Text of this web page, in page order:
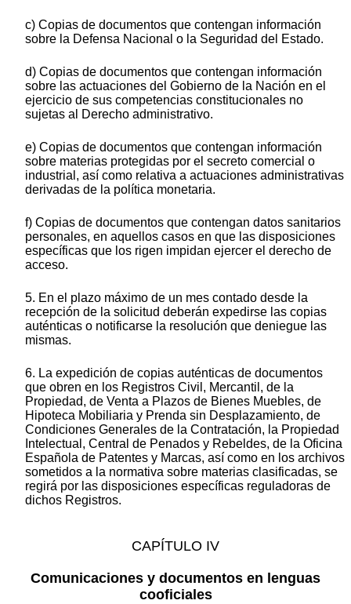
c) Copias de documentos que contengan información
sobre la Defensa Nacional o la Seguridad del Estado.
d) Copias de documentos que contengan información
sobre las actuaciones del Gobierno de la Nación en el
ejercicio de sus competencias constitucionales no
sujetas al Derecho administrativo.
e) Copias de documentos que contengan información
sobre materias protegidas por el secreto comercial o
industrial, así como relativa a actuaciones administrativas
derivadas de la política monetaria.
f) Copias de documentos que contengan datos sanitarios
personales, en aquellos casos en que las disposiciones
específicas que los rigen impidan ejercer el derecho de
acceso.
5. En el plazo máximo de un mes contado desde la
recepción de la solicitud deberán expedirse las copias
auténticas o notificarse la resolución que deniegue las
mismas.
6. La expedición de copias auténticas de documentos
que obren en los Registros Civil, Mercantil, de la
Propiedad, de Venta a Plazos de Bienes Muebles, de
Hipoteca Mobiliaria y Prenda sin Desplazamiento, de
Condiciones Generales de la Contratación, la Propiedad
Intelectual, Central de Penados y Rebeldes, de la Oficina
Española de Patentes y Marcas, así como en los archivos
sometidos a la normativa sobre materias clasificadas, se
regirá por las disposiciones específicas reguladoras de
dichos Registros.
CAPÍTULO IV
Comunicaciones y documentos en lenguas
cooficiales